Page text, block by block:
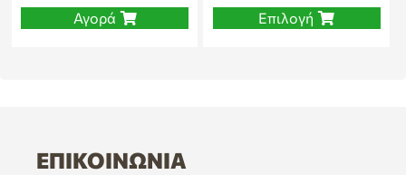
Αγορά
Επιλογή
ΕΠΙΚΟΙΝΩΝΊΑ